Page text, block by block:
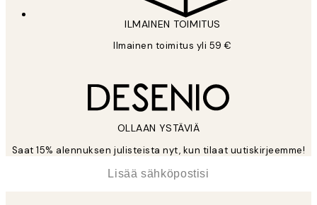
ILMAINEN TOIMITUS
Ilmainen toimitus yli 59 €
OLLAAN YSTÄVIÄ
Saat 15% alennuksen julisteista nyt, kun tilaat uutiskirjeemme!